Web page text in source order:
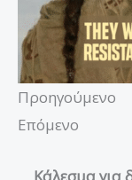
Προηγούμενο
Επόμενο